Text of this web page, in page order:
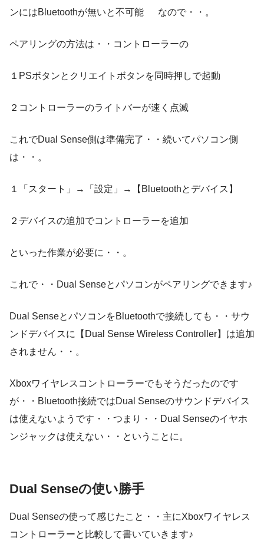
ンにはBluetoothが無いと不可能 なので・・。
ペアリングの方法は・・コントローラーの
１PSボタンとクリエイトボタンを同時押しで起動
２コントローラーのライトバーが速く点滅
これでDual Sense側は準備完了・・続いてパソコン側
は・・。
１「スタート」→「設定」→【Bluetoothとデバイス】
２デバイスの追加でコントローラーを追加
といった作業が必要に・・。
これで・・Dual Senseとパソコンがペアリングできます♪
Dual SenseとパソコンをBluetoothで接続しても・・サウ
ンドデバイスに【Dual Sense Wireless Controller】は追加
されません・・。
Xboxワイヤレスコントローラーでもそうだったのです
が・・Bluetooth接続ではDual Senseのサウンドデバイス
は使えないようです・・つまり・・Dual Senseのイヤホ
ンジャックは使えない・・ということに。
Dual Senseの使い勝手
Dual Senseの使って感じたこと・・主にXboxワイヤレス
コントローラーと比較して書いていきます♪